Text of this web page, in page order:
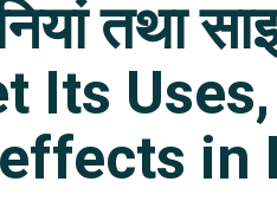
तथा
Its
in